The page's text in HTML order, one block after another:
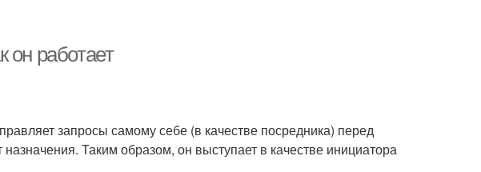
он работает
запросы самому себе (в качестве посредника) перед
Таким образом, он выступает в качестве инициатора